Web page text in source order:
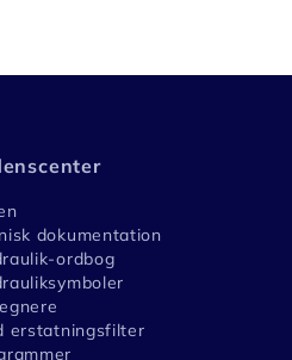
dokumentation
ordbog
erstatningsfilter